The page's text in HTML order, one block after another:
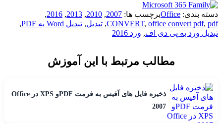
دسته بندی: Officeبرچسب ها: 2007
,
2010
,
2013
,
2016
,
CONVERT, office convert pdf, pdf
, تبدیل, تبدیل Word به PDF
,
تبدیل ورد به پی دی اف, ورد 2016
مطالب مرتبط با این آموزش
ذخیره فایل های آفیس به فرمت PDFو XPS در Office
2007